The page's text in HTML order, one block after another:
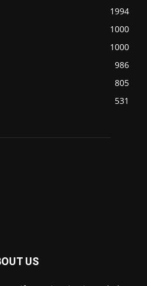
1994
1000
1000
986
805
531
US